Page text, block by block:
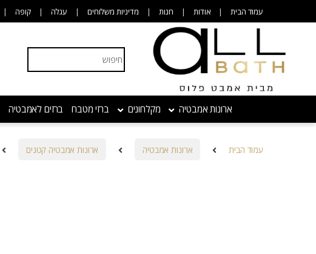
עמוד הבית אודות חנות מדיניות משלוחים עגלה קופה
Search for:
ארונות אמבטיה מקלחונים ברזי מטבח ברזים לאמבטיה
עמוד הבית ארונות אמבטיה ארונות אמבטיה קטנים